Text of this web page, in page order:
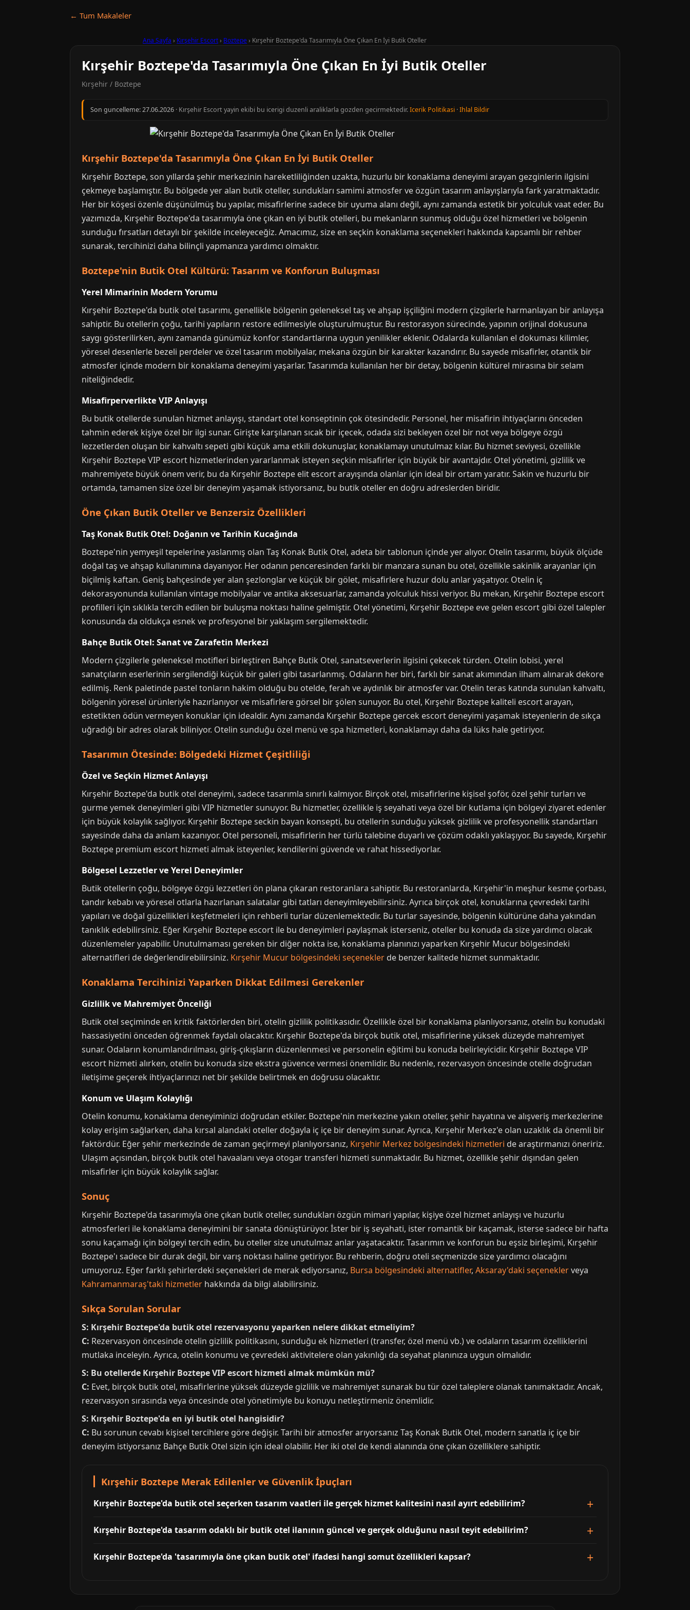
← Tum Makaleler
Ana Sayfa › Kırşehir Escort› Boztepe› Kırşehir Boztepe'da Tasarımıyla Öne Çıkan En İyi Butik Oteller
Kırşehir Boztepe'da Tasarımıyla Öne Çıkan En İyi Butik Oteller
Kırşehir / Boztepe
Son guncelleme:27.06.2026 · Kırşehir Escort yayin ekibi bu icerigi duzenli araliklarla gozden gecirmektedir.Icerik Politikasi ·Ihlal Bildir
Kırşehir Boztepe'da Tasarımıyla Öne Çıkan En İyi Butik Oteller
Kırşehir Boztepe, son yıllarda şehir merkezinin hareketliliğinden uzakta, huzurlu bir konaklama deneyimi arayan gezginlerin ilgisini
çekmeye başlamıştır. Bu bölgede yer alan butik oteller, sundukları samimi atmosfer ve özgün tasarım anlayışlarıyla fark yaratmaktadır.
Her bir köşesi özenle düşünülmüş bu yapılar, misafirlerine sadece bir uyuma alanı değil, aynı zamanda estetik bir yolculuk vaat eder. Bu
yazımızda, Kırşehir Boztepe'da tasarımıyla öne çıkan en iyi butik otelleri, bu mekanların sunmuş olduğu özel hizmetleri ve bölgenin
sunduğu fırsatları detaylı bir şekilde inceleyeceğiz. Amacımız, size en seçkin konaklama seçenekleri hakkında kapsamlı bir rehber
sunarak, tercihinizi daha bilinçli yapmanıza yardımcı olmaktır.
Boztepe'nin Butik Otel Kültürü: Tasarım ve Konforun Buluşması
Yerel Mimarinin Modern Yorumu
Kırşehir Boztepe'da butik otel tasarımı, genellikle bölgenin geleneksel taş ve ahşap işçiliğini modern çizgilerle harmanlayan bir anlayışa
sahiptir. Bu otellerin çoğu, tarihi yapıların restore edilmesiyle oluşturulmuştur. Bu restorasyon sürecinde, yapının orijinal dokusuna
saygı gösterilirken, aynı zamanda günümüz konfor standartlarına uygun yenilikler eklenir. Odalarda kullanılan el dokuması kilimler,
yöresel desenlerle bezeli perdeler ve özel tasarım mobilyalar, mekana özgün bir karakter kazandırır. Bu sayede misafirler, otantik bir
atmosfer içinde modern bir konaklama deneyimi yaşarlar. Tasarımda kullanılan her bir detay, bölgenin kültürel mirasına bir selam
niteliğindedir.
Misafirperverlikte VIP Anlayışı
Bu butik otellerde sunulan hizmet anlayışı, standart otel konseptinin çok ötesindedir. Personel, her misafirin ihtiyaçlarını önceden
tahmin ederek kişiye özel bir ilgi sunar. Girişte karşılanan sıcak bir içecek, odada sizi bekleyen özel bir not veya bölgeye özgü
lezzetlerden oluşan bir kahvaltı sepeti gibi küçük ama etkili dokunuşlar, konaklamayı unutulmaz kılar. Bu hizmet seviyesi, özellikle
Kırşehir Boztepe VIP escort hizmetlerinden yararlanmak isteyen seçkin misafirler için büyük bir avantajdır. Otel yönetimi, gizlilik ve
mahremiyete büyük önem verir, bu da Kırşehir Boztepe elit escort arayışında olanlar için ideal bir ortam yaratır. Sakin ve huzurlu bir
ortamda, tamamen size özel bir deneyim yaşamak istiyorsanız, bu butik oteller en doğru adreslerden biridir.
Öne Çıkan Butik Oteller ve Benzersiz Özellikleri
Taş Konak Butik Otel: Doğanın ve Tarihin Kucağında
Boztepe'nin yemyeşil tepelerine yaslanmış olan Taş Konak Butik Otel, adeta bir tablonun içinde yer alıyor. Otelin tasarımı, büyük ölçüde
doğal taş ve ahşap kullanımına dayanıyor. Her odanın penceresinden farklı bir manzara sunan bu otel, özellikle sakinlik arayanlar için
biçilmiş kaftan. Geniş bahçesinde yer alan şezlonglar ve küçük bir gölet, misafirlere huzur dolu anlar yaşatıyor. Otelin iç
dekorasyonunda kullanılan vintage mobilyalar ve antika aksesuarlar, zamanda yolculuk hissi veriyor. Bu mekan, Kırşehir Boztepe escort
profilleri için sıklıkla tercih edilen bir buluşma noktası haline gelmiştir. Otel yönetimi, Kırşehir Boztepe eve gelen escort gibi özel talepler
konusunda da oldukça esnek ve profesyonel bir yaklaşım sergilemektedir.
Bahçe Butik Otel: Sanat ve Zarafetin Merkezi
Modern çizgilerle geleneksel motifleri birleştiren Bahçe Butik Otel, sanatseverlerin ilgisini çekecek türden. Otelin lobisi, yerel
sanatçıların eserlerinin sergilendiği küçük bir galeri gibi tasarlanmış. Odaların her biri, farklı bir sanat akımından ilham alınarak dekore
edilmiş. Renk paletinde pastel tonların hakim olduğu bu otelde, ferah ve aydınlık bir atmosfer var. Otelin teras katında sunulan kahvaltı,
bölgenin yöresel ürünleriyle hazırlanıyor ve misafirlere görsel bir şölen sunuyor. Bu otel, Kırşehir Boztepe kaliteli escort arayan,
estetikten ödün vermeyen konuklar için idealdir. Aynı zamanda Kırşehir Boztepe gercek escort deneyimi yaşamak isteyenlerin de sıkça
uğradığı bir adres olarak biliniyor. Otelin sunduğu özel menü ve spa hizmetleri, konaklamayı daha da lüks hale getiriyor.
Tasarımın Ötesinde: Bölgedeki Hizmet Çeşitliliği
Özel ve Seçkin Hizmet Anlayışı
Kırşehir Boztepe'da butik otel deneyimi, sadece tasarımla sınırlı kalmıyor. Birçok otel, misafirlerine kişisel şoför, özel şehir turları ve
gurme yemek deneyimleri gibi VIP hizmetler sunuyor. Bu hizmetler, özellikle iş seyahati veya özel bir kutlama için bölgeyi ziyaret edenler
için büyük kolaylık sağlıyor. Kırşehir Boztepe seckin bayan konsepti, bu otellerin sunduğu yüksek gizlilik ve profesyonellik standartları
sayesinde daha da anlam kazanıyor. Otel personeli, misafirlerin her türlü talebine duyarlı ve çözüm odaklı yaklaşıyor. Bu sayede, Kırşehir
Boztepe premium escort hizmeti almak isteyenler, kendilerini güvende ve rahat hissediyorlar.
Bölgesel Lezzetler ve Yerel Deneyimler
Butik otellerin çoğu, bölgeye özgü lezzetleri ön plana çıkaran restoranlara sahiptir. Bu restoranlarda, Kırşehir'in meşhur kesme çorbası,
tandır kebabı ve yöresel otlarla hazırlanan salatalar gibi tatları deneyimleyebilirsiniz. Ayrıca birçok otel, konuklarına çevredeki tarihi
yapıları ve doğal güzellikleri keşfetmeleri için rehberli turlar düzenlemektedir. Bu turlar sayesinde, bölgenin kültürüne daha yakından
tanıklık edebilirsiniz. Eğer Kırşehir Boztepe escort ile bu deneyimleri paylaşmak isterseniz, oteller bu konuda da size yardımcı olacak
düzenlemeler yapabilir. Unutulmaması gereken bir diğer nokta ise, konaklama planınızı yaparken Kırşehir Mucur bölgesindeki
alternatifleri de değerlendirebilirsiniz. Kırşehir Mucur bölgesindeki seçenekler de benzer kalitede hizmet sunmaktadır.
Konaklama Tercihinizi Yaparken Dikkat Edilmesi Gerekenler
Gizlilik ve Mahremiyet Önceliği
Butik otel seçiminde en kritik faktörlerden biri, otelin gizlilik politikasıdır. Özellikle özel bir konaklama planlıyorsanız, otelin bu konudaki
hassasiyetini önceden öğrenmek faydalı olacaktır. Kırşehir Boztepe'da birçok butik otel, misafirlerine yüksek düzeyde mahremiyet
sunar. Odaların konumlandırılması, giriş-çıkışların düzenlenmesi ve personelin eğitimi bu konuda belirleyicidir. Kırşehir Boztepe VIP
escort hizmeti alırken, otelin bu konuda size ekstra güvence vermesi önemlidir. Bu nedenle, rezervasyon öncesinde otelle doğrudan
iletişime geçerek ihtiyaçlarınızı net bir şekilde belirtmek en doğrusu olacaktır.
Konum ve Ulaşım Kolaylığı
Otelin konumu, konaklama deneyiminizi doğrudan etkiler. Boztepe'nin merkezine yakın oteller, şehir hayatına ve alışveriş merkezlerine
kolay erişim sağlarken, daha kırsal alandaki oteller doğayla iç içe bir deneyim sunar. Ayrıca, Kırşehir Merkez'e olan uzaklık da önemli bir
faktördür. Eğer şehir merkezinde de zaman geçirmeyi planlıyorsanız, Kırşehir Merkez bölgesindeki hizmetleri de araştırmanızı öneririz.
Ulaşım açısından, birçok butik otel havaalanı veya otogar transferi hizmeti sunmaktadır. Bu hizmet, özellikle şehir dışından gelen
misafirler için büyük kolaylık sağlar.
Sonuç
Kırşehir Boztepe'da tasarımıyla öne çıkan butik oteller, sundukları özgün mimari yapılar, kişiye özel hizmet anlayışı ve huzurlu
atmosferleri ile konaklama deneyimini bir sanata dönüştürüyor. İster bir iş seyahati, ister romantik bir kaçamak, isterse sadece bir hafta
sonu kaçamağı için bölgeyi tercih edin, bu oteller size unutulmaz anlar yaşatacaktır. Tasarımın ve konforun bu eşsiz birleşimi, Kırşehir
Boztepe'ı sadece bir durak değil, bir varış noktası haline getiriyor. Bu rehberin, doğru oteli seçmenizde size yardımcı olacağını
umuyoruz. Eğer farklı şehirlerdeki seçenekleri de merak ediyorsanız, Bursa bölgesindeki alternatifler, Aksaray'daki seçeneklerveya
Kahramanmaraş'taki hizmetler hakkında da bilgi alabilirsiniz.
Sıkça Sorulan Sorular
S: Kırşehir Boztepe'da butik otel rezervasyonu yaparken nelere dikkat etmeliyim?
C: Rezervasyon öncesinde otelin gizlilik politikasını, sunduğu ek hizmetleri (transfer, özel menü vb.) ve odaların tasarım özelliklerini
mutlaka inceleyin. Ayrıca, otelin konumu ve çevredeki aktivitelere olan yakınlığı da seyahat planınıza uygun olmalıdır.
S: Bu otellerde Kırşehir Boztepe VIP escort hizmeti almak mümkün mü?
C: Evet, birçok butik otel, misafirlerine yüksek düzeyde gizlilik ve mahremiyet sunarak bu tür özel taleplere olanak tanımaktadır. Ancak,
rezervasyon sırasında veya öncesinde otel yönetimiyle bu konuyu netleştirmeniz önemlidir.
S: Kırşehir Boztepe'da en iyi butik otel hangisidir?
C: Bu sorunun cevabı kişisel tercihlere göre değişir. Tarihi bir atmosfer arıyorsanız Taş Konak Butik Otel, modern sanatla iç içe bir
deneyim istiyorsanız Bahçe Butik Otel sizin için ideal olabilir. Her iki otel de kendi alanında öne çıkan özelliklere sahiptir.
Kırşehir Boztepe Merak Edilenler ve Güvenlik İpuçları
Kırşehir Boztepe'da butik otel seçerken tasarım vaatleri ile gerçek hizmet kalitesini nasıl ayırt edebilirim?
Kırşehir Boztepe'da tasarım odaklı bir butik otel ilanının güncel ve gerçek olduğunu nasıl teyit edebilirim?
Kırşehir Boztepe'da 'tasarımıyla öne çıkan butik otel' ifadesi hangi somut özellikleri kapsar?